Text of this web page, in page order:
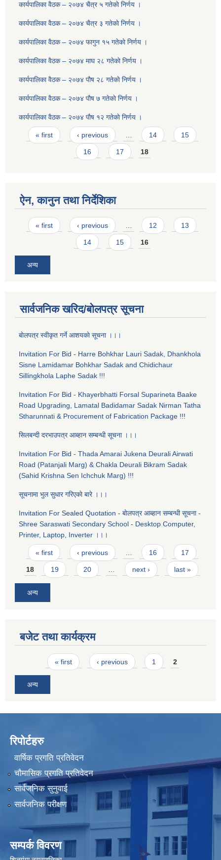
कार्यपालिका वैठक – २०७४ चैत्र ५ गतेकाे निर्णय ।
कार्यपालिका वैठक – २०७४ चैत्र ३ गतेकाे निर्णय ।
कार्यपालिका वैठक – २०७४ फागुन १५ गतेकाे निर्णय ।
कार्यपालिका वैठक – २०७४ माघ २८ गतेकाे निर्णय ।
कार्यपालिका वैठक – २०७४ पाैष २८ गतेकाे निर्णय ।
कार्यपालिका वैठक – २०७४ पाैष ७ गतेकाे निर्णय ।
कार्यपालिका वैठक – २०७४ पाैष १२ गतेकाे निर्णय ।
Pages
« first ‹ previous … 14 15
16 17 18
ऐन, कानुन तथा निर्देशिका
Pages
« first ‹ previous 12 13
14 15 16
अन्य
सार्वजनिक खरिद/बोलपत्र सूचना
बाेलपत्र स्वीकृत गर्ने आशयकाे सूचना ।।।
Invitation For Bid - Harre Bohkhar Lauri Sadak, Dhankhola
Sisne Lamidamar Bohkhar Sadak and Chidichaur
Sillingkhola Laphe Sadak !!!
Invitation For Bid - Khayerbhatti Forsal Suparineta Baake
Road Upgrading, Lamatal Badidamar Sadak Nirman Tatha
Stharunnati & Procurement of Fabrication Package !!!
सिलबन्दी दरभाउपत्र आब्हान सम्बन्धी सूचना ।।।
Invitation For Bid - Thada Amarai Jukena Deurali Airwati
Road (Patanjali Marg) & Chakla Deurali Bikram Sadak
(Sahid Krishna Sen Ichchuk Marg) !!!
सूचनामा भुल सुधार गरिएकाे बारे ।।।
Invitation For Sealed Quotation - बाेलपत्र आब्हान सम्बन्धी सूचना -
Shree Saraswati Secondary School - Desktop Computer,
Printer, Laptop, Inverter ।।।
Pages
« first ‹ previous … 16 17
18 19 20 … next › last »
अन्य
बजेट तथा कार्यक्रम
Pages« first ‹ previous 1 2
अन्य
रिपोर्टहरु
वार्षिक प्रगति प्रतिवेदन
चौमासिक प्रगति प्रतिवेदन
सार्वजनिक सुनुवाई
सार्वजनिक परीक्षण
सम्पर्क विवरण